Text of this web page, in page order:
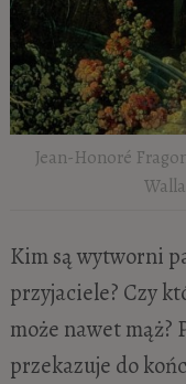
Jean-Honoré
Kim są wytworni
przyjaciele? Czy
może nawet mąż?
przekazuje do